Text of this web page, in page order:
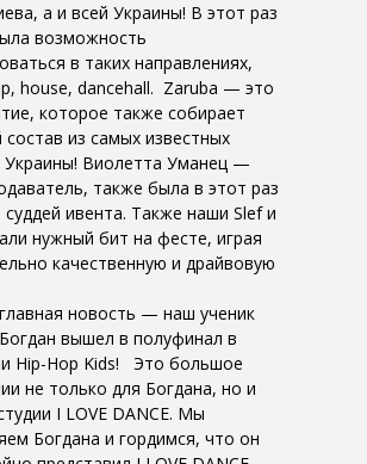
а и всей Украины! В этот раз
возможность
в таких направлениях,
house, dancehall. Zaruba — это
которое также собирает
состав из самых известных
Украины! Виолетта Уманец —
также была в этот раз
суддей ивента. Также наши Slef и
нужный бит на фесте, играя
качественную и драйвовую
новость — наш ученик
вышел в полуфинал в
Hip-Hop Kids! Это большое
не только для Богдана, но и
I LOVE DANCE. Мы
Богдана и гордимся, что он